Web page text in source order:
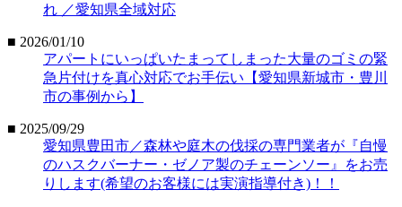
れ ／愛知県全域対応
■ 2026/01/10
アパートにいっぱいたまってしまった大量のゴミの緊
急片付けを真心対応でお手伝い【愛知県新城市・豊川
市の事例から】
■ 2025/09/29
愛知県豊田市／森林や庭木の伐採の専門業者が『自慢
のハスクバーナー・ゼノア製のチェーンソー』をお売
りします(希望のお客様には実演指導付き)！！